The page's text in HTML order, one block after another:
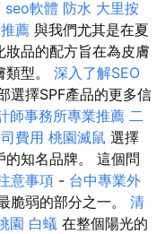
seo軟體 防水 大里按
薦 與我們尤其是在夏
品的配方旨在為皮膚
型。 深入了解SEO
選擇SPF產品的更多信
師事務所專業推薦 二
費用 桃園滅鼠 選擇
的知名品牌。 這個問
意事項 - 台中專業外
脆弱的部分之一。 清
園 白蟻 在整個陽光的